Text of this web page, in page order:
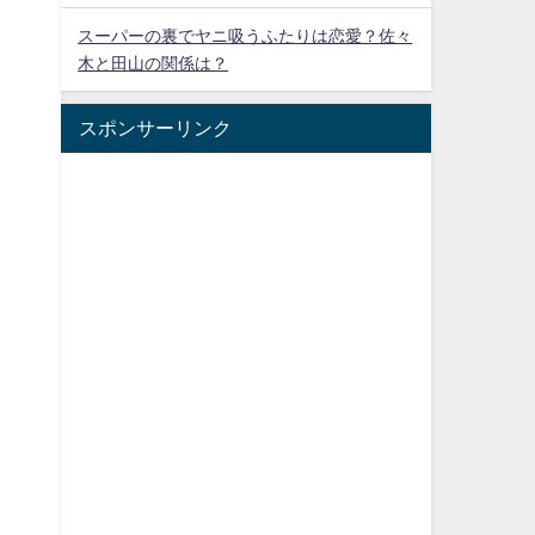
スーパーの裏でヤニ吸うふたりは恋愛？佐々
木と田山の関係は？
スポンサーリンク